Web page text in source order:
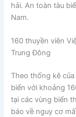
hải. An toàn tàu
Nam.
160 thuyền viên
Trung Đông
Theo thống kê
biển với khoảng
tại các vùng biển
báo về nguy cơ